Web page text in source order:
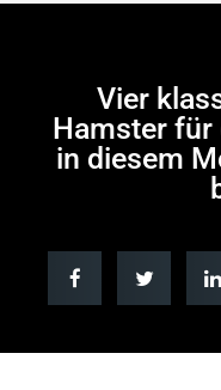
Vier
Hamster für
in diesem